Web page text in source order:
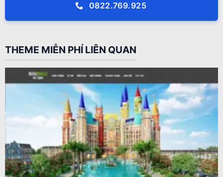
0822.769.925
THEME MIỄN PHÍ LIÊN QUAN